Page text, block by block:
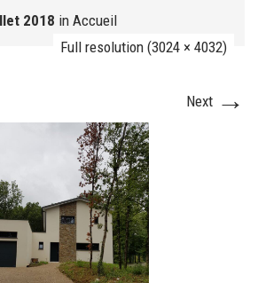
2018 in Accueil
Full resolution (3024 × 4032)
Next →